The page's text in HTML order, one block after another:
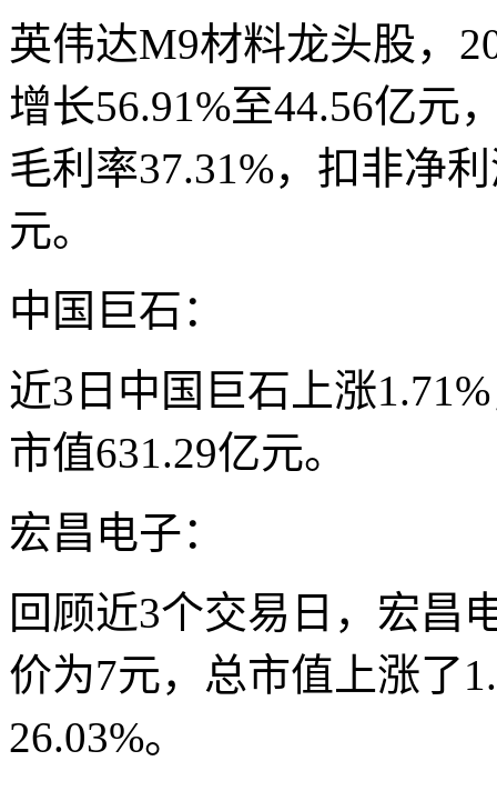
英伟达M9材料龙头股，
增长56.91%至44.56亿元
毛利率37.31%，扣非净
元。
中国巨石：
近3日中国巨石上涨
市值631.29亿元。
宏昌电子：
回顾近3个交易日，宏昌
价为7元，总市值上涨了
26.03%。